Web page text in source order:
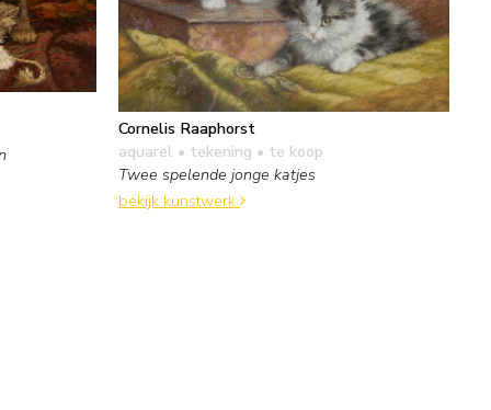
Cornelis Raaphorst
aquarel • tekening • te koop
Twee spelende jonge katjes
bekijk kunstwerk